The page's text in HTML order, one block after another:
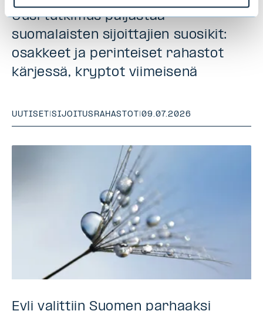
Uusi tutkimus paljastaa
suomalaisten sijoittajien suosikit:
osakkeet ja perinteiset rahastot
kärjessä, kryptot viimeisenä
UUTISET SIJOITUSRAHASTOT |09.07.2026
Evli valittiin Suomen parhaaksi